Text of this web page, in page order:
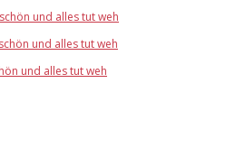
und alles tut weh
und alles tut weh
und alles tut weh